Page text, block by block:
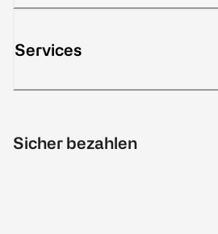
Services
Sicher bezahlen